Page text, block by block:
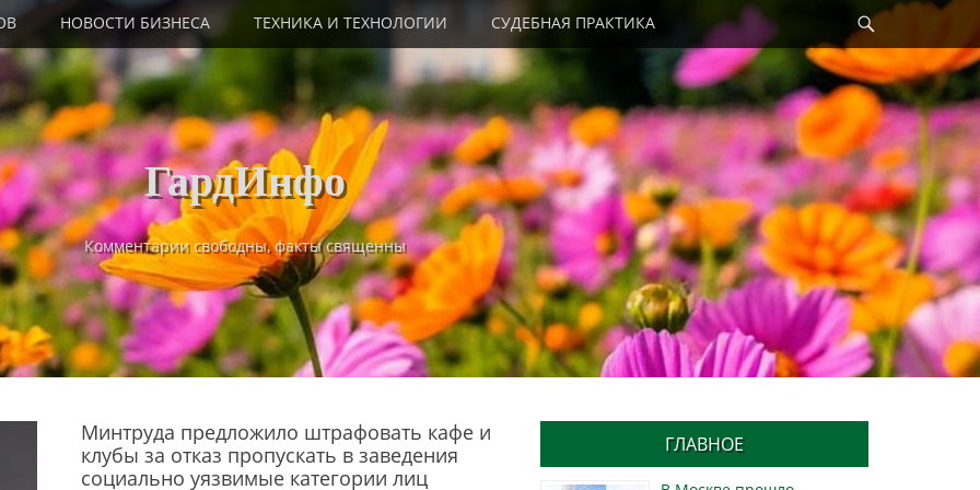
НОВОСТИ БИЗНЕСА ТЕХНИКА И ТЕХНОЛОГИИ СУДЕБНАЯ ПРАКТИКА
Найти
ГардИнфо
Комментарии свободны, факты священны
Минтруда предложило штрафовать кафе и
клубы за отказ пропускать в заведения
социально уязвимые категории лиц
ГЛАВНОЕ